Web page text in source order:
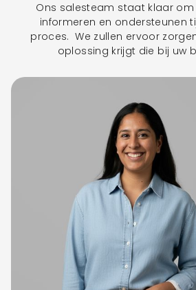
Ons salesteam staat klaar om
informeren en ondersteunen
proces. We zullen ervoor
oplossing krijgt die bij uw